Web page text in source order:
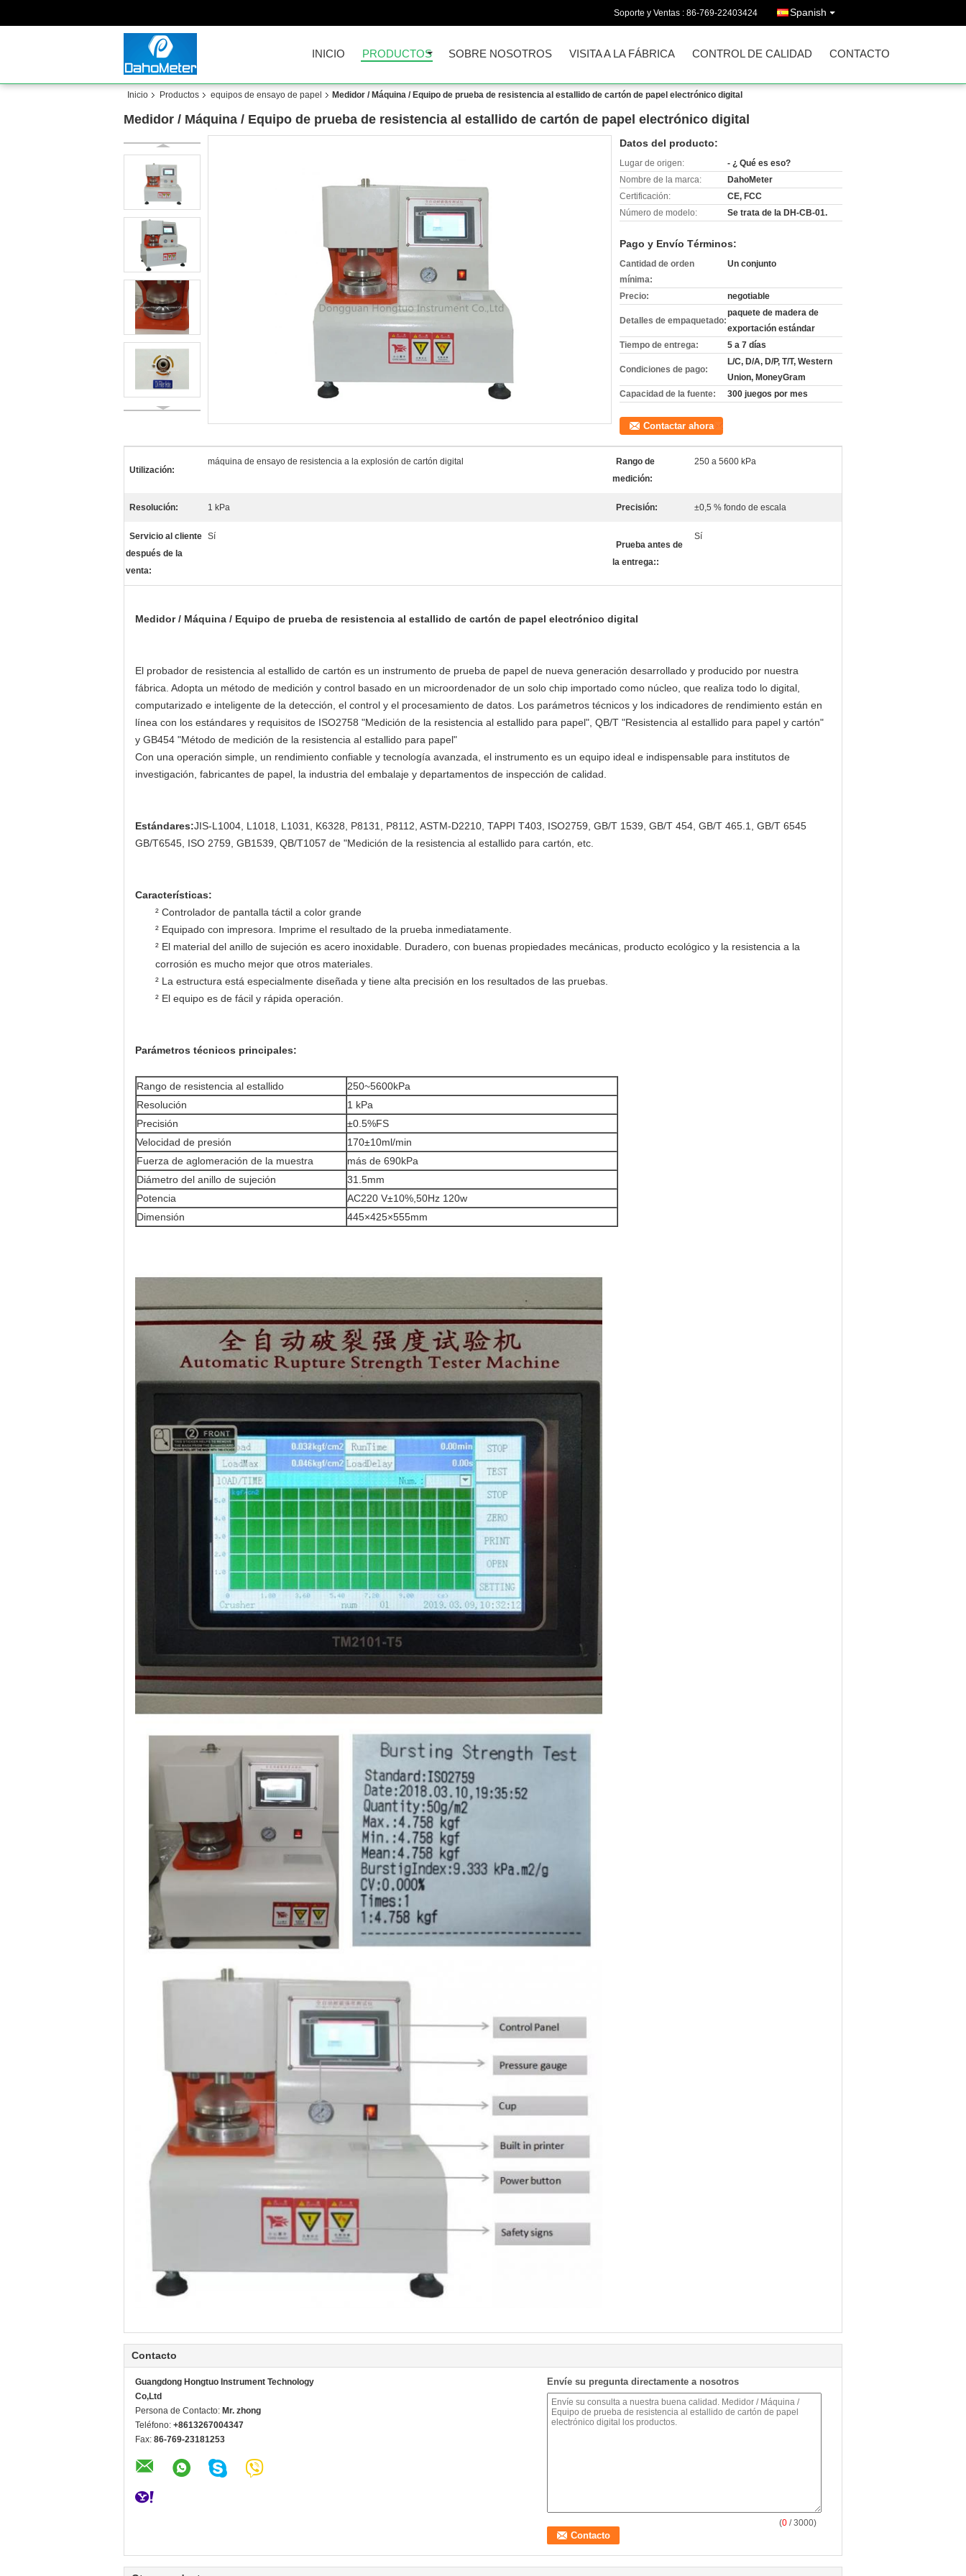
Soporte y Ventas : 86-769-22403424 Spanish
INICIO PRODUCTOS SOBRE NOSOTROS VISITA A LA FÁBRICA CONTROL DE CALIDAD CONTACTO
Inicio Productos equipos de ensayo de papel Medidor / Máquina / Equipo de prueba de resistencia al estallido de cartón de papel electrónico digital
Medidor / Máquina / Equipo de prueba de resistencia al estallido de cartón de papel electrónico digital
Datos del producto:
Lugar de origen:
- ¿ Qué es eso?
Nombre de la marca:
DahoMeter
Certificación:
CE, FCC
Número de modelo:
Se trata de la DH-CB-01.
Pago y Envío Términos:
Cantidad de orden
mínima:
Un conjunto
Precio: negotiable
Detalles de empaquetado:
paquete de madera de
exportación estándar
Tiempo de entrega:
5 a 7 días
Condiciones de pago:
L/C, D/A, D/P, T/T, Western
Union, MoneyGram
Capacidad de la fuente:
300 juegos por mes
Contactar ahora
Utilización:
máquina de ensayo de resistencia a la explosión de cartón digital
Rango de
medición:
250 a 5600 kPa
Resolución: 1 kPa Precisión: ±0,5 % fondo de escala
Servicio al cliente
después de la
venta:
Sí
Prueba antes de
la entrega::
Sí
Medidor / Máquina / Equipo de prueba de resistencia al estallido de cartón de papel electrónico digital
El probador de resistencia al estallido de cartón es un instrumento de prueba de papel de nueva generación desarrollado y producido por nuestra
fábrica. Adopta un método de medición y control basado en un microordenador de un solo chip importado como núcleo, que realiza todo lo digital,
computarizado e inteligente de la detección, el control y el procesamiento de datos. Los parámetros técnicos y los indicadores de rendimiento están en
línea con los estándares y requisitos de ISO2758 "Medición de la resistencia al estallido para papel", QB/T "Resistencia al estallido para papel y cartón"
y GB454 "Método de medición de la resistencia al estallido para papel"
Con una operación simple, un rendimiento confiable y tecnología avanzada, el instrumento es un equipo ideal e indispensable para institutos de
investigación, fabricantes de papel, la industria del embalaje y departamentos de inspección de calidad.
Estándares:JIS-L1004, L1018, L1031, K6328, P8131, P8112, ASTM-D2210, TAPPI T403, ISO2759, GB/T 1539, GB/T 454, GB/T 465.1, GB/T 6545
GB/T6545, ISO 2759, GB1539, QB/T1057 de "Medición de la resistencia al estallido para cartón, etc.
Características:
² Controlador de pantalla táctil a color grande
² Equipado con impresora. Imprime el resultado de la prueba inmediatamente.
² El material del anillo de sujeción es acero inoxidable. Duradero, con buenas propiedades mecánicas, producto ecológico y la resistencia a la
corrosión es mucho mejor que otros materiales.
² La estructura está especialmente diseñada y tiene alta precisión en los resultados de las pruebas.
² El equipo es de fácil y rápida operación.
Parámetros técnicos principales:
Rango de resistencia al estallido
250~5600kPa
Resolución
1 kPa
Precisión
±0.5%FS
Velocidad de presión
170±10ml/min
Fuerza de aglomeración de la muestra
más de 690kPa
Diámetro del anillo de sujeción
31.5mm
Potencia
AC220 V±10%,50Hz 120w
Dimensión
445×425×555mm
Contacto
Guangdong Hongtuo Instrument Technology
Co,Ltd
Persona de Contacto: Mr. zhong
Teléfono: +8613267004347
Fax: 86-769-23181253
Envíe su pregunta directamente a nosotros
(0 / 3000)